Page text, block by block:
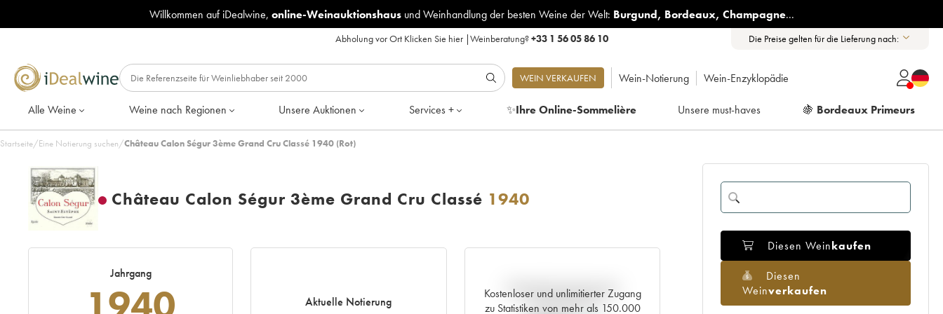
Willkommen auf iDealwine, online-Weinauktionshausund Weinhandlung der besten Weine der Welt: Burgund, Bordeaux, Champagne...
Abholung vor Ort Klicken Sie hier|Weinberatung?+33 1 56 05 86 10 Die Preise gelten für die Lieferung nach:
WEIN VERKAUFEN Wein-Notierung Wein-Enzyklopädie
Alle Weine Weine nach Regionen Unsere Auktionen Services + ✨Ihre Online-Sommelière Unsere must-haves 🍇 Bordeaux Primeurs
Startseite/Eine Notierung suchen/Château Calon Ségur 3ème Grand Cru Classé 1940 (Rot)
Château Calon Ségur 3ème Grand Cru Classé 1940
Jahrgang
Aktuelle Notierung
Kostenloser und unlimitierter Zugang
zu Statistiken von mehr als 150.000
Aktuelle Entwicklung der
Preisnotierung
Diesen Weinkaufen
Diesen
Weinverkaufen